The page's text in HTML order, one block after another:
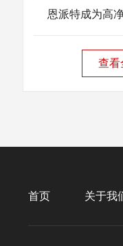
恩派特成为高
查看
首页 关于我